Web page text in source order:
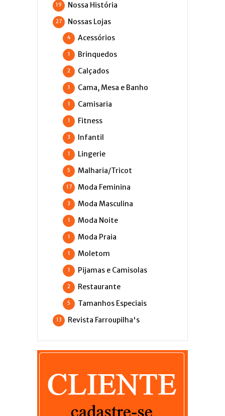
Nossa História
19
Nossas Lojas
27
Acessórios
4
Brinquedos
1
Calçados
2
Cama, Mesa e Banho
1
Camisaria
1
Fitness
1
Infantil
3
Lingerie
1
Malharia/Tricot
5
Moda Feminina
17
Moda Masculina
3
Moda Noite
1
Moda Praia
1
Moletom
1
Pijamas e Camisolas
1
Restaurante
2
Tamanhos Especiais
5
Revista Farroupilha's
13